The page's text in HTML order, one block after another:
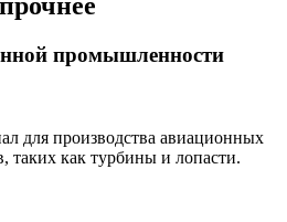
промышленности
для производства авиационных
таких как турбины и лопасти.